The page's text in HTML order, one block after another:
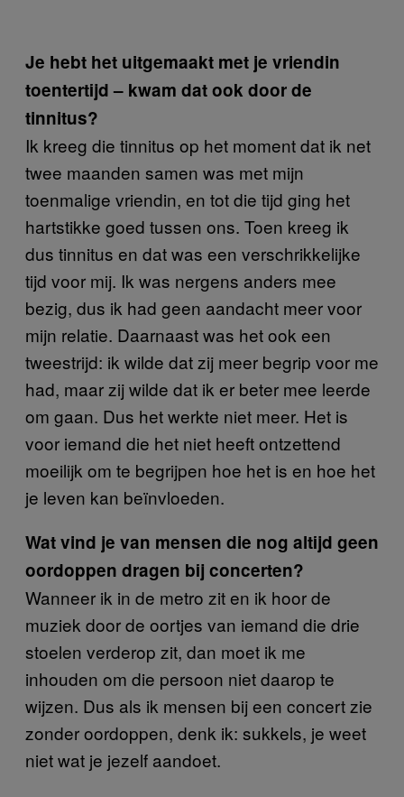
Je hebt het uitgemaakt met je vriendin
toentertijd – kwam dat ook door de
tinnitus?
Ik kreeg die tinnitus op het moment dat ik net
twee maanden samen was met mijn
toenmalige vriendin, en tot die tijd ging het
hartstikke goed tussen ons. Toen kreeg ik
dus tinnitus en dat was een verschrikkelijke
tijd voor mij. Ik was nergens anders mee
bezig, dus ik had geen aandacht meer voor
mijn relatie. Daarnaast was het ook een
tweestrijd: ik wilde dat zij meer begrip voor me
had, maar zij wilde dat ik er beter mee leerde
om gaan. Dus het werkte niet meer. Het is
voor iemand die het niet heeft ontzettend
moeilijk om te begrijpen hoe het is en hoe het
je leven kan beïnvloeden.
Wat vind je van mensen die nog altijd geen
oordoppen dragen bij concerten?
Wanneer ik in de metro zit en ik hoor de
muziek door de oortjes van iemand die drie
stoelen verderop zit, dan moet ik me
inhouden om die persoon niet daarop te
wijzen. Dus als ik mensen bij een concert zie
zonder oordoppen, denk ik: sukkels, je weet
niet wat je jezelf aandoet.